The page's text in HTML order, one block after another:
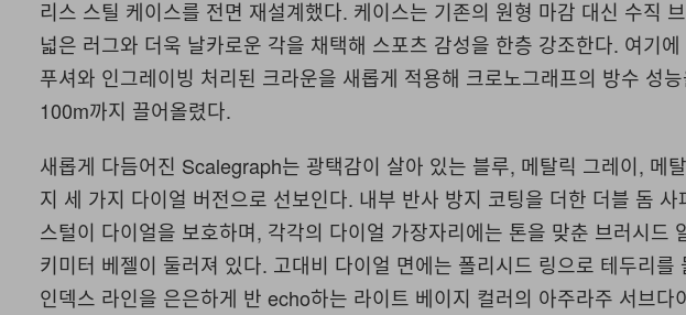
리스 스틸 케이스를 전면 재설계했다. 케이스는 기존의 원형 마감 대신 수직
넓은 러그와 더욱 날카로운 각을 채택해 스포츠 감성을 한층 강조한다. 여기
푸셔와 인그레이빙 처리된 크라운을 새롭게 적용해 크로노그래프의 방수 성
100m까지 끌어올렸다.
새롭게 다듬어진 Scalegraph는 광택감이 살아 있는 블루, 메탈릭 그레이, 메
지 세 가지 다이얼 버전으로 선보인다. 내부 반사 방지 코팅을 더한 더블 돔 사
스털이 다이얼을 보호하며, 각각의 다이얼 가장자리에는 톤을 맞춘 브러시드
키미터 베젤이 둘러져 있다. 고대비 다이얼 면에는 폴리시드 링으로 테두리를
인덱스 라인을 은은하게 반 echo하는 라이트 베이지 컬러의 아주라주 서브다